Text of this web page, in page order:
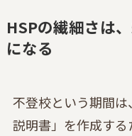
HSPの繊細さは
になる
不登校という期間
説明書」を作成す